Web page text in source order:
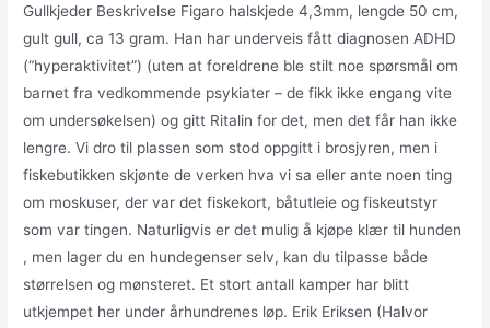
Gullkjeder Beskrivelse Figaro halskjede 4,3mm, lengde 50 cm,
gult gull, ca 13 gram. Han har underveis fått diagnosen ADHD
(“hyperaktivitet”) (uten at foreldrene ble stilt noe spørsmål om
barnet fra vedkommende psykiater – de fikk ikke engang vite
om undersøkelsen) og gitt Ritalin for det, men det får han ikke
lengre. Vi dro til plassen som stod oppgitt i brosjyren, men i
fiskebutikken skjønte de verken hva vi sa eller ante noen ting
om moskuser, der var det fiskekort, båtutleie og fiskeutstyr
som var tingen. Naturligvis er det mulig å kjøpe klær til hunden
, men lager du en hundegenser selv, kan du tilpasse både
størrelsen og mønsteret. Et stort antall kamper har blitt
utkjempet her under århundrenes løp. Erik Eriksen (Halvor